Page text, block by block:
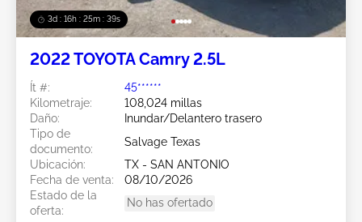
3d : 16h : 25m : 37s
2022 TOYOTA Camry 2.5L
Ít #:
45******
Kilometraje:
108,024 millas
Daño:
Inundar/Delantero trasero
Tipo de
documento:
Salvage Texas
Ubicación:
TX - SAN ANTONIO
Fecha de venta:
08/10/2026
Estado de la
oferta:
No has ofertado